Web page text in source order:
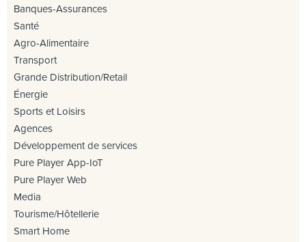
Banques-Assurances
Santé
Agro-Alimentaire
Transport
Grande Distribution/Retail
Énergie
Sports et Loisirs
Agences
Développement de services
Pure Player App-IoT
Pure Player Web
Media
Tourisme/Hôtellerie
Smart Home